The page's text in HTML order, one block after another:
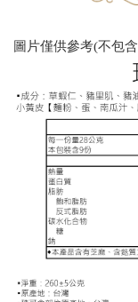
圖片僅供參考(不包含